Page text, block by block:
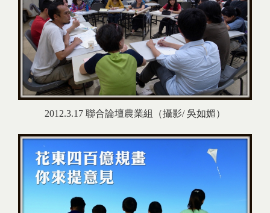
2012.3.17 聯合論壇農業組（攝影/ 吳如媚）